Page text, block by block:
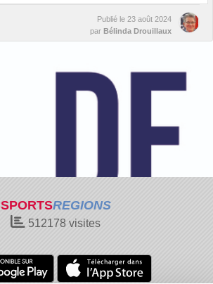
Publié le 23 août 2024
par Bélinda Drouillaux
SPORTSREGIONS
512178 visites